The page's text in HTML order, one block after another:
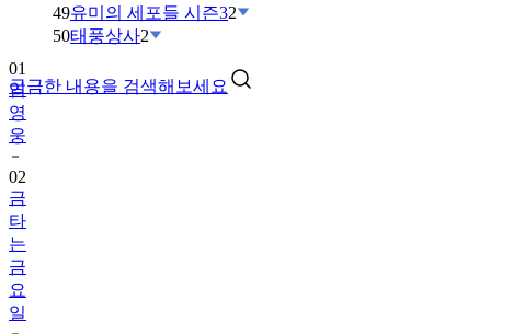
49유미의 세포들 시즌32
50태풍상사2
궁금한 내용을 검색해보세요
영
웅
02
금
타
는
금
요
일
03